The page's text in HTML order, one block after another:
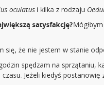
oculatus i kilka z rodzaju
satysfakcję?
się, że nie jestem w stanie
spędzam na sprzątaniu,
Jeżeli kiedyś